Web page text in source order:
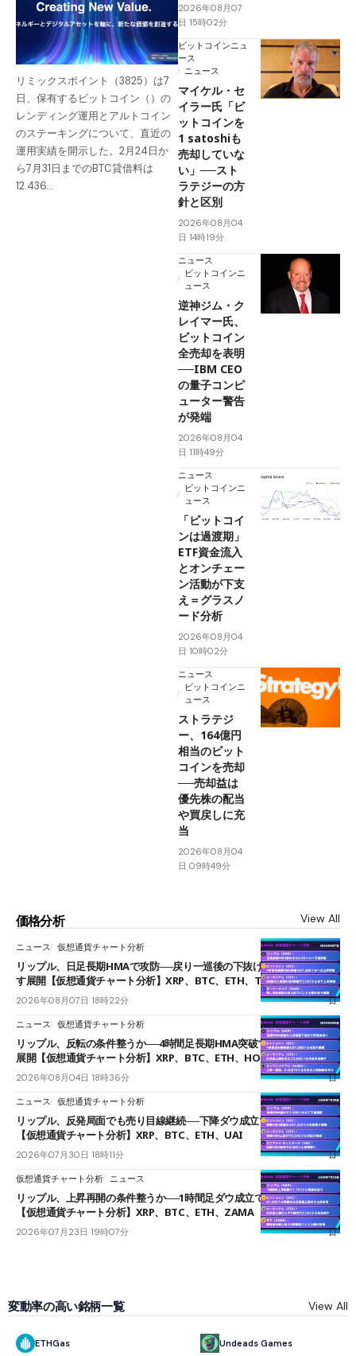
リミックスポイント（3825）は7
日、保有するビットコイン（）の
レンディング運用とアルトコイン
のステーキングについて、直近の
運用実績を開示した。2月24日か
ら7月31日までのBTC貸借料は
12.436…
2026年08月07
日 15時02分
ビットコインニュ
ース
ニュース
マイケル・セ
イラー氏「ビ
ットコインを
1 satoshiも
売却していな
い」──スト
ラテジーの方
針と区別
2026年08月04
日 14時19分
ニュース
ビットコインニ
ュース
逆神ジム・ク
レイマー氏、
ビットコイン
全売却を表明
──IBM CEO
の量子コンピ
ューター警告
が発端
2026年08月04
日 11時49分
ニュース
ビットコインニ
ュース
「ビットコイ
ンは過渡期」
ETF資金流入
とオンチェー
ン活動が下支
え＝グラスノ
ード分析
2026年08月04
日 10時02分
ニュース
ビットコインニ
ュース
ストラテジ
ー、164億円
相当のビット
コインを売却
──売却益は
優先株の配当
や買戻しに充
当
2026年08月04
日 09時49分
価格分析 View All
ニュース 仮想通貨チャート分析
リップル、日足長期HMAで攻防──戻り一巡後の下抜けで0.95ドルを試
す展開【仮想通貨チャート分析】XRP、BTC、ETH、TAKE
2026年08月07日 18時22分
ニュース 仮想通貨チャート分析
リップル、反転の条件整うか──4時間足長期HMA突破で雲下端を目指す
展開【仮想通貨チャート分析】XRP、BTC、ETH、HOME
2026年08月04日 18時36分
ニュース 仮想通貨チャート分析
リップル、反発局面でも売り目線継続──下降ダウ成立で下値追う展開
【仮想通貨チャート分析】XRP、BTC、ETH、UAI
2026年07月30日 18時11分
仮想通貨チャート分析 ニュース
リップル、上昇再開の条件整うか──1時間足ダウ成立で1.185ドルを狙う
【仮想通貨チャート分析】XRP、BTC、ETH、ZAMA
2026年07月23日 19時07分
変動率の高い銘柄一覧 View All
ETHGas Undeads Games